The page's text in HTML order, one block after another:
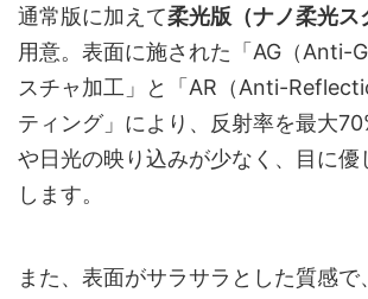
通常版に加えて柔光版（ナノ柔光ス
用意。表面に施された「AG（Anti-
スチャ加工」と「AR（Anti-
ティング」により、反射率を最大
や日光の映り込みが少なく、目に優
します。
また、表面がサラサラとした質感で